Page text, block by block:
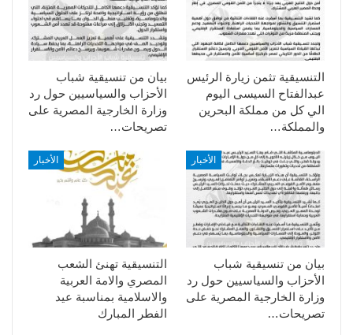
بيان من تنسيقية شباب
الأحزاب والسياسيين حول رد
وزارة الخارجية المصرية على
تصريحات…
التنسيقية تثمن زيارة الرئيس
عبدالفتاح السيسى اليوم
الي كل من مملكة البحرين
والمملكة…
الأخبار
التنسيقية تهنئ الشعب
المصري والامة العربية
والاسلامية بمناسبة عيد
الفطر المبارك
الأخبار
بيان من تنسيقية شباب
الأحزاب والسياسيين حول رد
وزارة الخارجية المصرية على
تصريحات…